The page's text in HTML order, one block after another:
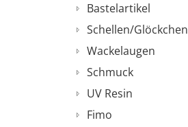
Bastelartikel
Schellen/Glöckchen
Wackelaugen
Schmuck
UV Resin
Fimo